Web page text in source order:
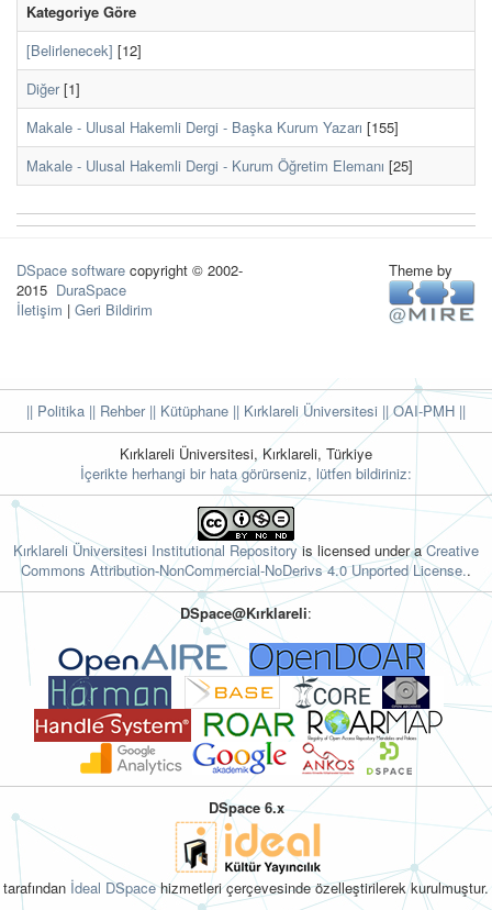
Kategoriye Göre
[Belirlenecek] [12]
Diğer[1]
Makale - Ulusal Hakemli Dergi - Başka Kurum Yazarı [155]
Makale - Ulusal Hakemli Dergi - Kurum Öğretim Elemanı [25]
DSpace software copyright © 2002-
2015 DuraSpace
İletişim | Geri Bildirim
Theme by
|| Politika || Rehber|| Kütüphane || Kırklareli Üniversitesi ||OAI-PMH ||
Kırklareli Üniversitesi, Kırklareli, Türkiye
İçerikte herhangi bir hata görürseniz, lütfen bildiriniz:
Kırklareli Üniversitesi Institutional Repository is licensed under aCreative
Commons Attribution-NonCommercial-NoDerivs 4.0 Unported License..
DSpace@Kırklareli:
DSpace 6.x
tarafından İdeal DSpacehizmetleri çerçevesinde özelleştirilerek kurulmuştur.